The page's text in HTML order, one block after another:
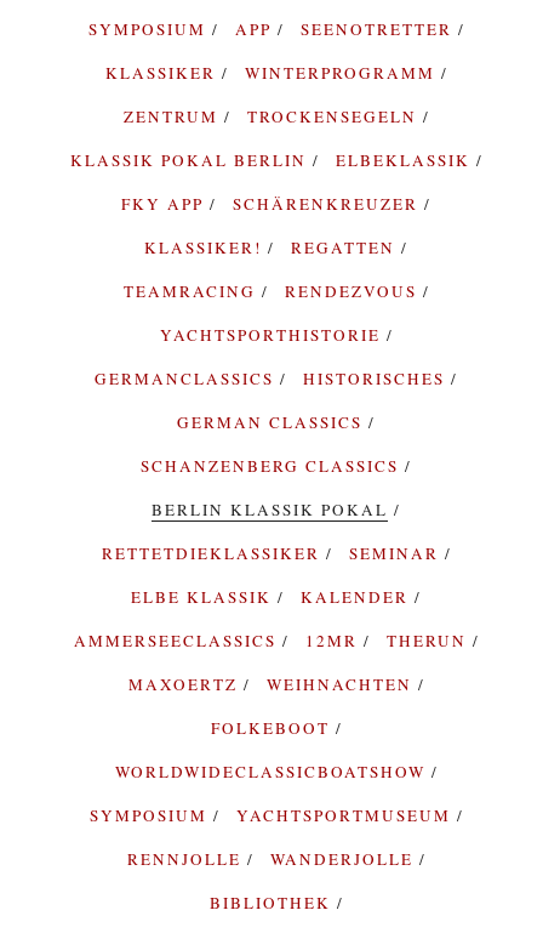
SYMPOSIUM APP
SEENOTRETTER
KLASSIKER
WINTERPROGRAMM
ZENTRUM
TROCKENSEGELN
KLASSIK POKAL BERLIN
ELBEKLASSIK
FKY APP
SCHÄRENKREUZER
KLASSIKER!
REGATTEN
TEAMRACING
RENDEZVOUS
YACHTSPORTHISTORIE
GERMANCLASSICS
HISTORISCHES
GERMAN CLASSICS
SCHANZENBERG CLASSICS
BERLIN KLASSIK POKAL
RETTETDIEKLASSIKER
SEMINAR
ELBE KLASSIK
KALENDER
AMMERSEECLASSICS
12MR
THERUN
MAXOERTZ
WEIHNACHTEN
FOLKEBOOT
WORLDWIDECLASSICBOATSHOW
SYMPOSIUM
YACHTSPORTMUSEUM
RENNJOLLE
WANDERJOLLE
BIBLIOTHEK